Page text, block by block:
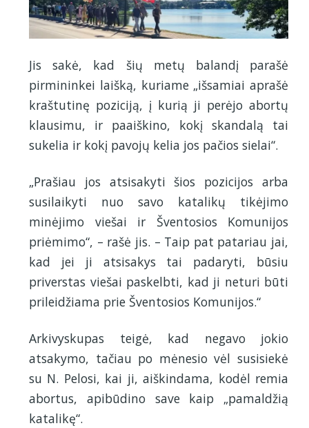
Jis sakė, kad šių metų balandį parašė
pirmininkei laišką, kuriame „išsamiai aprašė
kraštutinę poziciją, į kurią ji perėjo abortų
klausimu, ir paaiškino, kokį skandalą tai
sukelia ir kokį pavojų kelia jos pačios sielai“.
„Prašiau jos atsisakyti šios pozicijos arba
susilaikyti nuo savo katalikų tikėjimo
minėjimo viešai ir Šventosios Komunijos
priėmimo“, – rašė jis. – Taip pat patariau jai,
kad jei ji atsisakys tai padaryti, būsiu
priverstas viešai paskelbti, kad ji neturi būti
prileidžiama prie Šventosios Komunijos.“
Arkivyskupas teigė, kad negavo jokio
atsakymo, tačiau po mėnesio vėl susisiekė
su N. Pelosi, kai ji, aiškindama, kodėl remia
abortus, apibūdino save kaip „pamaldžią
katalikę“.